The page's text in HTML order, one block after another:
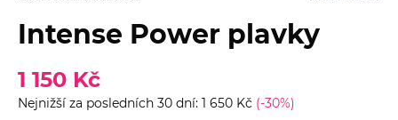
Intense Power plavky
1 150 Kč
Nejnižší za posledních 30 dní: 1 650 Kč (-30%)